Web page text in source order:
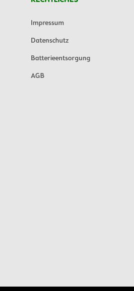
Impressum
Datenschutz
Batterieentsorgung
AGB